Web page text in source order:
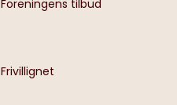
Foreningens tilbud
Frivillignet